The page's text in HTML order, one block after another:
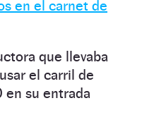
en el carnet de
que llevaba
el carril de
en su entrada